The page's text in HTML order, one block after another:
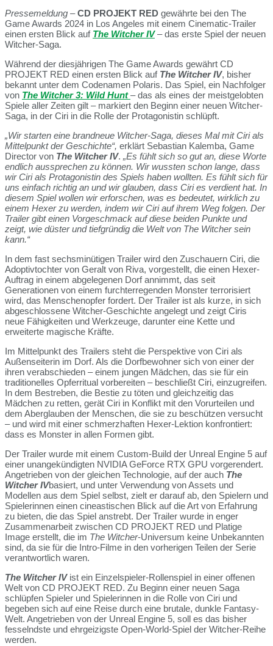
Pressemeldung –CD PROJEKT RED gewährte bei den The
Game Awards 2024 in Los Angeles mit einem Cinematic-Trailer
einen ersten Blick auf The Witcher IV – das erste Spiel der neuen
Witcher-Saga.
Während der diesjährigen The Game Awards gewährt CD
PROJEKT RED einen ersten Blick auf The Witcher IV, bisher
bekannt unter dem Codenamen Polaris. Das Spiel, ein Nachfolger
von The Witcher 3: Wild Hunt – das als eines der meistgelobten
Spiele aller Zeiten gilt – markiert den Beginn einer neuen Witcher-
Saga, in der Ciri in die Rolle der Protagonistin schlüpft.
„Wir starten eine brandneue Witcher-Saga, dieses Mal mit Ciri als
Mittelpunkt der Geschichte“, erklärt Sebastian Kalemba, Game
Director von The Witcher IV. „Es fühlt sich so gut an, diese Worte
endlich aussprechen zu können. Wir wussten schon lange, dass
wir Ciri als Protagonistin des Spiels haben wollten. Es fühlt sich für
uns einfach richtig an und wir glauben, dass Ciri es verdient hat. In
diesem Spiel wollen wir erforschen, was es bedeutet, wirklich zu
einem Hexer zu werden, indem wir Ciri auf ihrem Weg folgen. Der
Trailer gibt einen Vorgeschmack auf diese beiden Punkte und
zeigt, wie düster und tiefgründig die Welt von The Witcher sein
kann.“
In dem fast sechsminütigen Trailer wird den Zuschauern Ciri, die
Adoptivtochter von Geralt von Riva, vorgestellt, die einen Hexer-
Auftrag in einem abgelegenen Dorf annimmt, das seit
Generationen von einem furchterregenden Monster terrorisiert
wird, das Menschenopfer fordert. Der Trailer ist als kurze, in sich
abgeschlossene Witcher-Geschichte angelegt und zeigt Ciris
neue Fähigkeiten und Werkzeuge, darunter eine Kette und
erweiterte magische Kräfte.
Im Mittelpunkt des Trailers steht die Perspektive von Ciri als
Außenseiterin im Dorf. Als die Dorfbewohner sich von einer der
ihren verabschieden – einem jungen Mädchen, das sie für ein
traditionelles Opferritual vorbereiten – beschließt Ciri, einzugreifen.
In dem Bestreben, die Bestie zu töten und gleichzeitig das
Mädchen zu retten, gerät Ciri in Konflikt mit den Vorurteilen und
dem Aberglauben der Menschen, die sie zu beschützen versucht
– und wird mit einer schmerzhaften Hexer-Lektion konfrontiert:
dass es Monster in allen Formen gibt.
Der Trailer wurde mit einem Custom-Build der Unreal Engine 5 auf
einer unangekündigten NVIDIA GeForce RTX GPU vorgerendert.
Angetrieben von der gleichen Technologie, auf der auch The
Witcher IVbasiert, und unter Verwendung von Assets und
Modellen aus dem Spiel selbst, zielt er darauf ab, den Spielern und
Spielerinnen einen cineastischen Blick auf die Art von Erfahrung
zu bieten, die das Spiel anstrebt. Der Trailer wurde in enger
Zusammenarbeit zwischen CD PROJEKT RED und Platige
Image erstellt, die im The Witcher-Universum keine Unbekannten
sind, da sie für die Intro-Filme in den vorherigen Teilen der Serie
verantwortlich waren.
The Witcher IVist ein Einzelspieler-Rollenspiel in einer offenen
Welt von CD PROJEKT RED. Zu Beginn einer neuen Saga
schlüpfen Spieler und Spielerinnen in die Rolle von Ciri und
begeben sich auf eine Reise durch eine brutale, dunkle Fantasy-
Welt. Angetrieben von der Unreal Engine 5, soll es das bisher
fesselndste und ehrgeizigste Open-World-Spiel der Witcher-Reihe
werden.